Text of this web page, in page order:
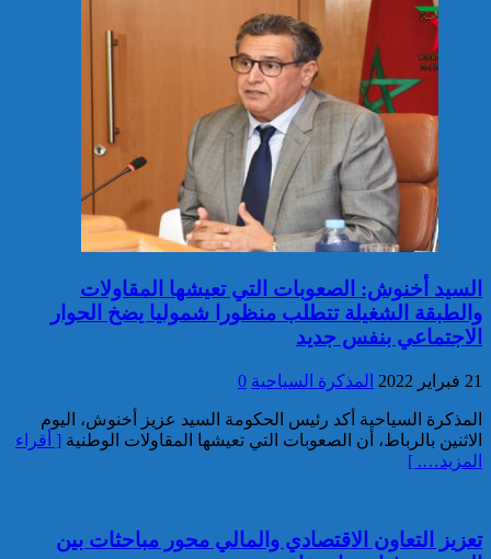
إدارة السجن المحلي واد زم تفند
مزاعم بخصوص وفاة سجين
إجهاض محاولة لتهريب أزيد من
الكركارات
السيد أخنوش: الصعوبات التي تعيشها المقاولات
والطبقة الشغيلة تتطلب منظورا شموليا يضخ الحوار
الاجتماعي بنفس جديد
21 فبراير 2022 المذكرة السياحية 0
المذكرة السياحية أكد رئيس الحكومة السيد عزيز أخنوش، اليوم
الاثنين بالرباط، أن الصعوبات التي تعيشها المقاولات الوطنية [ أقراء
المزيد…. ]
تعزيز التعاون الاقتصادي والمالي محور مباحثات بين